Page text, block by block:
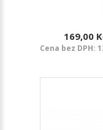
169,00
Cena bez DPH: